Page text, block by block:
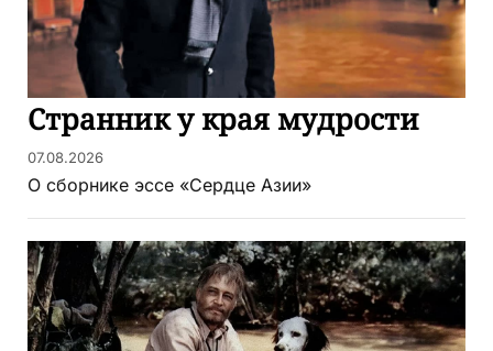
Странник у края мудрости
07.08.2026
О сборнике эссе «Сердце Азии»